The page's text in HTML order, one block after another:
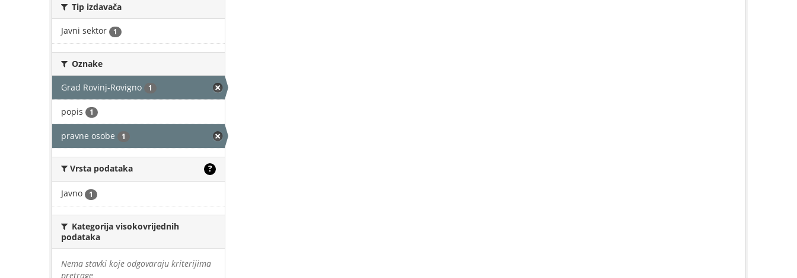
Tip izdavača
Javni sektor 1
Oznake
Grad Rovinj-Rovigno 1
popis 1
pravne osobe 1
Vrsta podataka ?
Javno 1
Kategorija visokovrijednih
podataka
Nema stavki koje odgovaraju kriterijima
pretrage